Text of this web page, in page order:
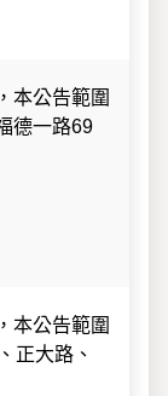
本公告範圍
德一路69
本公告範圍
正大路、